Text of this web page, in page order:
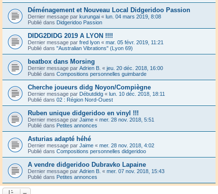
Déménagement et Nouveau Local Didgeridoo Passion
Dernier message par kurungai « lun. 04 mars 2019, 8:08
Publié dans Didgeridoo Passion
DIDG2DIDG 2019 A LYON !!!!
Dernier message par fred lyon « mar. 05 févr. 2019, 11:21
Publié dans "Australian Vibrations" (Lyon 69)
beatbox dans Morsing
Dernier message par Adrien B. « jeu. 20 déc. 2018, 16:00
Publié dans Compositions personnelles guimbarde
Cherche joueurs didg Noyon/Compiègne
Dernier message par Débutdidg « lun. 10 déc. 2018, 18:11
Publié dans 02 : Région Nord-Ouest
Ruben unique didgeridoo en vinyl !!!
Dernier message par Jaime « mer. 28 nov. 2018, 5:51
Publié dans Petites annonces
Asturias adapté héhé
Dernier message par Jaime « mer. 28 nov. 2018, 4:02
Publié dans Compositions personnelles didgeridoo
A vendre didgeridoo Dubravko Lapaine
Dernier message par Adrien B. « mer. 07 nov. 2018, 15:43
Publié dans Petites annonces